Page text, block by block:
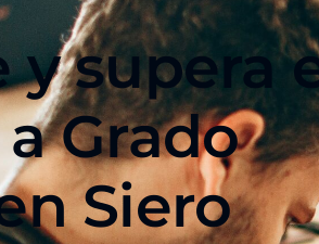
y supera
Grado
Siero